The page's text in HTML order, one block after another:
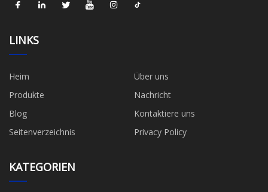
LINKS
Heim
Über uns
Produkte
Nachricht
Blog
Kontaktiere uns
Seitenverzeichnis
Privacy Policy
KATEGORIEN